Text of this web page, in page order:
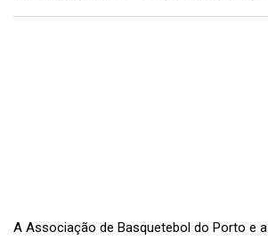
A Associação de Basquetebol do Porto e a